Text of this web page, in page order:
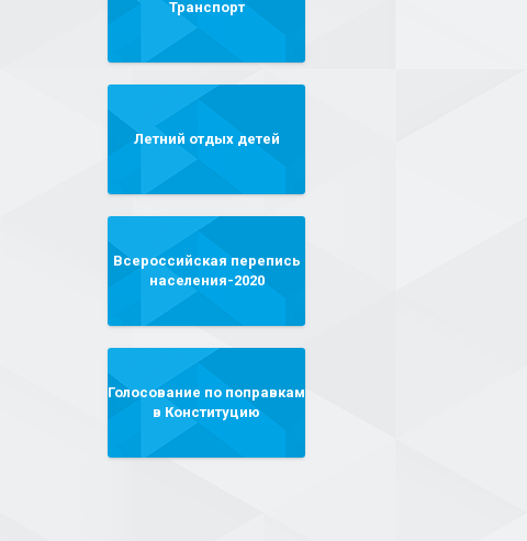
Транспорт
Летний отдых детей
Всероссийская перепись
населения-2020
Голосование по поправкам
в Конституцию